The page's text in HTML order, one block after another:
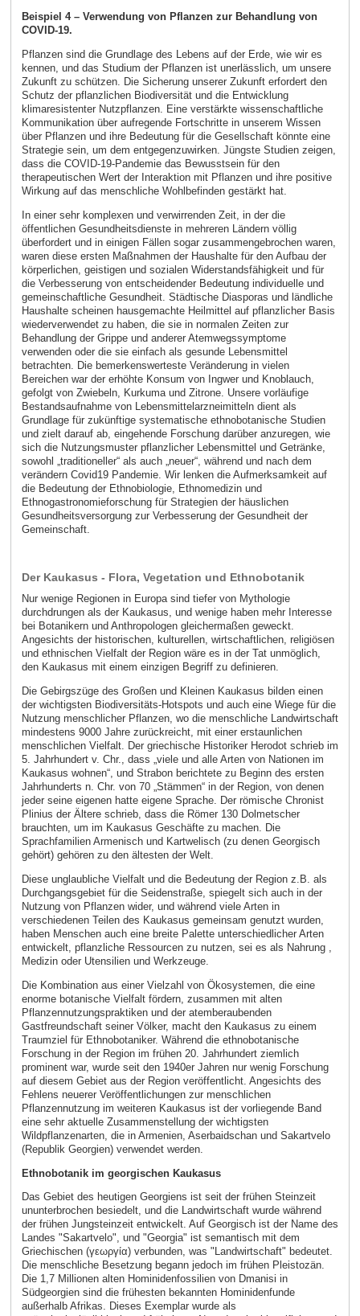
Beispiel 4 – Verwendung von Pflanzen zur Behandlung von
COVID-19.
Pflanzen sind die Grundlage des Lebens auf der Erde, wie wir es
kennen, und das Studium der Pflanzen ist unerlässlich, um unsere
Zukunft zu schützen. Die Sicherung unserer Zukunft erfordert den
Schutz der pflanzlichen Biodiversität und die Entwicklung
klimaresistenter Nutzpflanzen. Eine verstärkte wissenschaftliche
Kommunikation über aufregende Fortschritte in unserem Wissen
über Pflanzen und ihre Bedeutung für die Gesellschaft könnte eine
Strategie sein, um dem entgegenzuwirken. Jüngste Studien zeigen,
dass die COVID-19-Pandemie das Bewusstsein für den
therapeutischen Wert der Interaktion mit Pflanzen und ihre positive
Wirkung auf das menschliche Wohlbefinden gestärkt hat.
In einer sehr komplexen und verwirrenden Zeit, in der die
öffentlichen Gesundheitsdienste in mehreren Ländern völlig
überfordert und in einigen Fällen sogar zusammengebrochen waren,
waren diese ersten Maßnahmen der Haushalte für den Aufbau der
körperlichen, geistigen und sozialen Widerstandsfähigkeit und für
die Verbesserung von entscheidender Bedeutung individuelle und
gemeinschaftliche Gesundheit. Städtische Diasporas und ländliche
Haushalte scheinen hausgemachte Heilmittel auf pflanzlicher Basis
wiederverwendet zu haben, die sie in normalen Zeiten zur
Behandlung der Grippe und anderer Atemwegssymptome
verwenden oder die sie einfach als gesunde Lebensmittel
betrachten. Die bemerkenswerteste Veränderung in vielen
Bereichen war der erhöhte Konsum von Ingwer und Knoblauch,
gefolgt von Zwiebeln, Kurkuma und Zitrone. Unsere vorläufige
Bestandsaufnahme von Lebensmittelarzneimitteln dient als
Grundlage für zukünftige systematische ethnobotanische Studien
und zielt darauf ab, eingehende Forschung darüber anzuregen, wie
sich die Nutzungsmuster pflanzlicher Lebensmittel und Getränke,
sowohl „traditioneller“ als auch „neuer“, während und nach dem
verändern Covid19 Pandemie. Wir lenken die Aufmerksamkeit auf
die Bedeutung der Ethnobiologie, Ethnomedizin und
Ethnogastronomieforschung für Strategien der häuslichen
Gesundheitsversorgung zur Verbesserung der Gesundheit der
Gemeinschaft.
Der Kaukasus - Flora, Vegetation und Ethnobotanik
Nur wenige Regionen in Europa sind tiefer von Mythologie
durchdrungen als der Kaukasus, und wenige haben mehr Interesse
bei Botanikern und Anthropologen gleichermaßen geweckt.
Angesichts der historischen, kulturellen, wirtschaftlichen, religiösen
und ethnischen Vielfalt der Region wäre es in der Tat unmöglich,
den Kaukasus mit einem einzigen Begriff zu definieren.
Die Gebirgszüge des Großen und Kleinen Kaukasus bilden einen
der wichtigsten Biodiversitäts-Hotspots und auch eine Wiege für die
Nutzung menschlicher Pflanzen, wo die menschliche Landwirtschaft
mindestens 9000 Jahre zurückreicht, mit einer erstaunlichen
menschlichen Vielfalt. Der griechische Historiker Herodot schrieb im
5. Jahrhundert v. Chr., dass „viele und alle Arten von Nationen im
Kaukasus wohnen“, und Strabon berichtete zu Beginn des ersten
Jahrhunderts n. Chr. von 70 „Stämmen“ in der Region, von denen
jeder seine eigenen hatte eigene Sprache. Der römische Chronist
Plinius der Ältere schrieb, dass die Römer 130 Dolmetscher
brauchten, um im Kaukasus Geschäfte zu machen. Die
Sprachfamilien Armenisch und Kartwelisch (zu denen Georgisch
gehört) gehören zu den ältesten der Welt.
Diese unglaubliche Vielfalt und die Bedeutung der Region z.B. als
Durchgangsgebiet für die Seidenstraße, spiegelt sich auch in der
Nutzung von Pflanzen wider, und während viele Arten in
verschiedenen Teilen des Kaukasus gemeinsam genutzt wurden,
haben Menschen auch eine breite Palette unterschiedlicher Arten
entwickelt, pflanzliche Ressourcen zu nutzen, sei es als Nahrung ,
Medizin oder Utensilien und Werkzeuge.
Die Kombination aus einer Vielzahl von Ökosystemen, die eine
enorme botanische Vielfalt fördern, zusammen mit alten
Pflanzennutzungspraktiken und der atemberaubenden
Gastfreundschaft seiner Völker, macht den Kaukasus zu einem
Traumziel für Ethnobotaniker. Während die ethnobotanische
Forschung in der Region im frühen 20. Jahrhundert ziemlich
prominent war, wurde seit den 1940er Jahren nur wenig Forschung
auf diesem Gebiet aus der Region veröffentlicht. Angesichts des
Fehlens neuerer Veröffentlichungen zur menschlichen
Pflanzennutzung im weiteren Kaukasus ist der vorliegende Band
eine sehr aktuelle Zusammenstellung der wichtigsten
Wildpflanzenarten, die in Armenien, Aserbaidschan und Sakartvelo
(Republik Georgien) verwendet werden.
Ethnobotanik im georgischen Kaukasus
Das Gebiet des heutigen Georgiens ist seit der frühen Steinzeit
ununterbrochen besiedelt, und die Landwirtschaft wurde während
der frühen Jungsteinzeit entwickelt. Auf Georgisch ist der Name des
Landes "Sakartvelo", und "Georgia" ist semantisch mit dem
Griechischen (γεωργία) verbunden, was "Landwirtschaft" bedeutet.
Die menschliche Besetzung begann jedoch im frühen Pleistozän.
Die 1,7 Millionen alten Hominidenfossilien von Dmanisi in
Südgeorgien sind die frühesten bekannten Hominidenfunde
außerhalb Afrikas. Dieses Exemplar wurde als